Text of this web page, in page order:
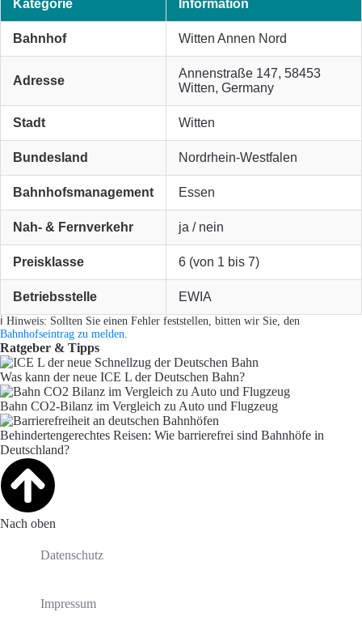
Kategorie Information
Bahnhof Witten Annen Nord
Adresse
Annenstraße 147, 58453
Witten, Germany
Stadt Witten
Bundesland Nordrhein-Westfalen
Bahnhofsmanagement Essen
Nah- & Fernverkehr ja / nein
Preisklasse 6 (von 1 bis 7)
Betriebsstelle EWIA
ℹ️ Hinweis: Sollten Sie einen Fehler feststellen, bitten wir Sie, den
Bahnhofseintrag zu melden.
Ratgeber & Tipps
Was kann der neue ICE L der Deutschen Bahn?
Bahn CO2-Bilanz im Vergleich zu Auto und Flugzeug
Behindertengerechtes Reisen: Wie barrierefrei sind Bahnhöfe in
Deutschland?
Nach oben
Datenschutz
Impressum